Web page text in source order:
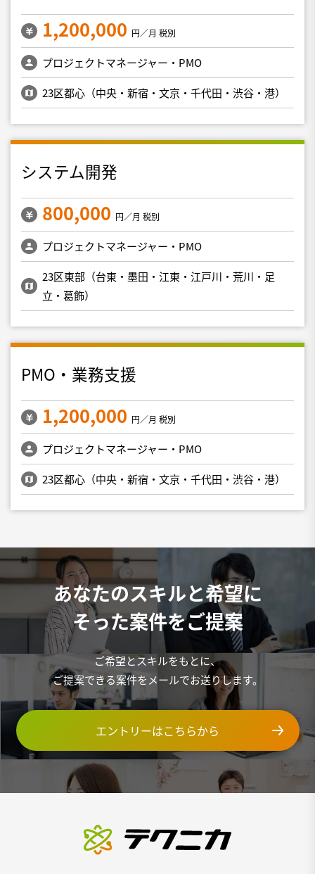
1,200,000 円／月 税別
プロジェクトマネージャー・PMO
23区都心（中央・新宿・文京・千代田・渋谷・港）
システム開発
800,000 円／月 税別
プロジェクトマネージャー・PMO
23区東部（台東・墨田・江東・江戸川・荒川・足
立・葛飾）
PMO・業務支援
1,200,000 円／月 税別
プロジェクトマネージャー・PMO
23区都心（中央・新宿・文京・千代田・渋谷・港）
あなたのスキルと希望に
そった案件をご提案
ご希望とスキルをもとに、
ご提案できる案件をメールでお送りします。
エントリーはこちらから